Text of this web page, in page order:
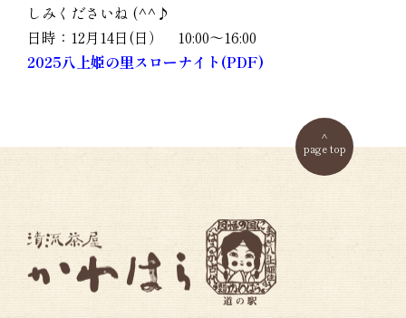
しみくださいね (^^♪
日時：12月14日(日） 10:00～16:00
2025八上姫の里スローナイト(PDF)
page top